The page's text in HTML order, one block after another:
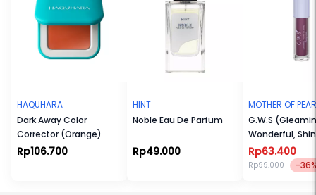
HAQUHARA
Dark Away Color
Corrector (Orange)
Rp106.700
HINT
Noble Eau De Parfum
Rp49.000
MOTHER OF
G.W.S
Wonderful,
Plump Gloss
Rp63.400
Rp99.000 -